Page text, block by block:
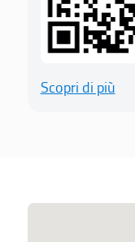
Scopri di più